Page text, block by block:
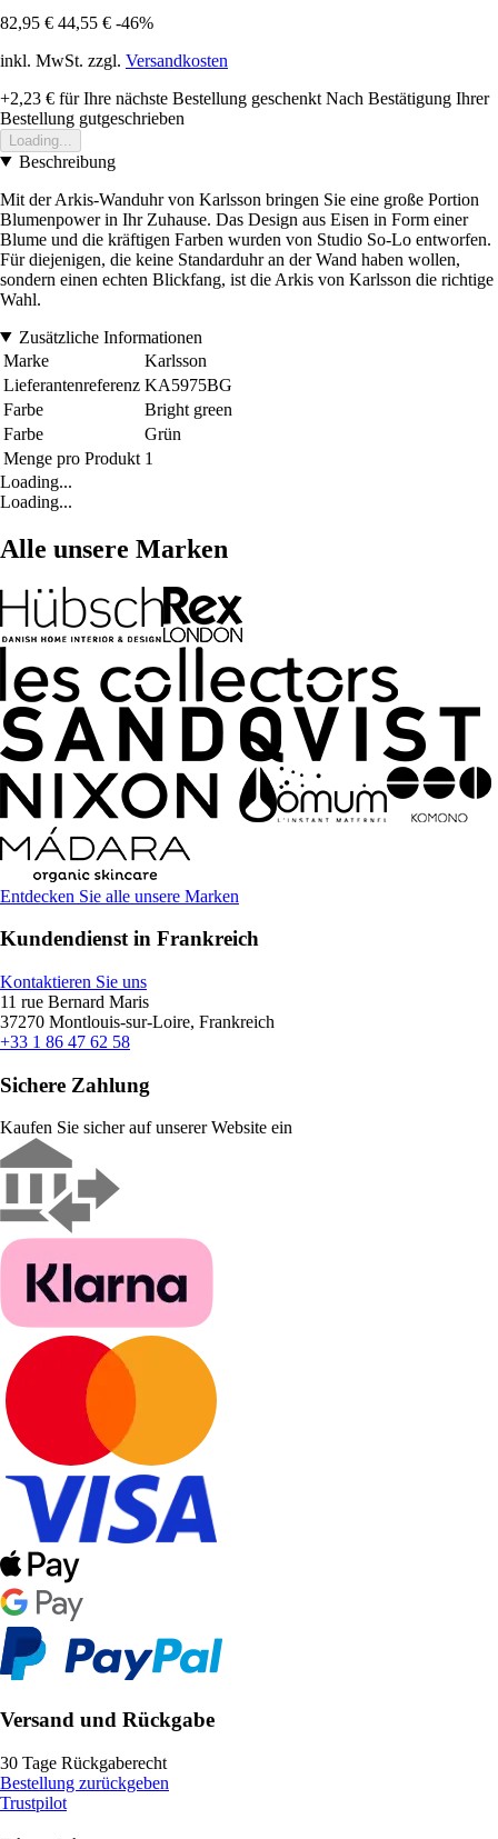
82,95 € 44,55 € -46%
inkl. MwSt. zzgl. Versandkosten
+2,23 € für Ihre nächste Bestellung geschenkt Nach Bestätigung Ihrer
Bestellung gutgeschrieben
Loading...
Beschreibung
Mit der Arkis-Wanduhr von Karlsson bringen Sie eine große Portion
Blumenpower in Ihr Zuhause. Das Design aus Eisen in Form einer
Blume und die kräftigen Farben wurden von Studio So-Lo entworfen.
Für diejenigen, die keine Standarduhr an der Wand haben wollen,
sondern einen echten Blickfang, ist die Arkis von Karlsson die richtige
Wahl.
Zusätzliche Informationen
Marke
Karlsson
Lieferantenreferenz KA5975BG
Farbe
Bright green
Farbe
Grün
Menge pro Produkt 1
Loading...
Loading...
Alle unsere Marken
Entdecken Sie alle unsere Marken
Kundendienst in Frankreich
Kontaktieren Sie uns
11 rue Bernard Maris
37270 Montlouis-sur-Loire, Frankreich
+33 1 86 47 62 58
Sichere Zahlung
Kaufen Sie sicher auf unserer Website ein
Versand und Rückgabe
30 Tage Rückgaberecht
Bestellung zurückgeben
Trustpilot